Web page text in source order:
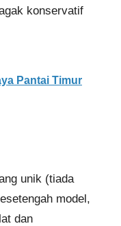
konservatif
Pantai Timur
unik (tiada
model,
dan